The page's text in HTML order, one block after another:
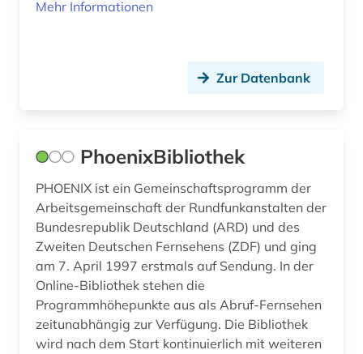
internationale beziehungen (4)
internationale organisation (1)
internationale politik (2)
internationaler vergleich (1)
internationales recht (2)
Mehr Informationen
Zur Datenbank
PhoenixBibliothek
PHOENIX ist ein Gemeinschaftsprogramm der
Arbeitsgemeinschaft der Rundfunkanstalten der
Bundesrepublik Deutschland (ARD) und des
Zweiten Deutschen Fernsehens (ZDF) und ging
am 7. April 1997 erstmals auf Sendung. In der
Online-Bibliothek stehen die
Programmhöhepunkte aus als Abruf-Fernsehen
zeitunabhängig zur Verfügung. Die Bibliothek
wird nach dem Start kontinuierlich mit weiteren